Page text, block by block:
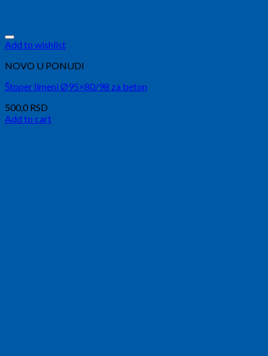
Add to wishlist
NOVO U PONUDI
Štoper limeni Ø95×80/98 za beton
500,0 RSD
Add to cart